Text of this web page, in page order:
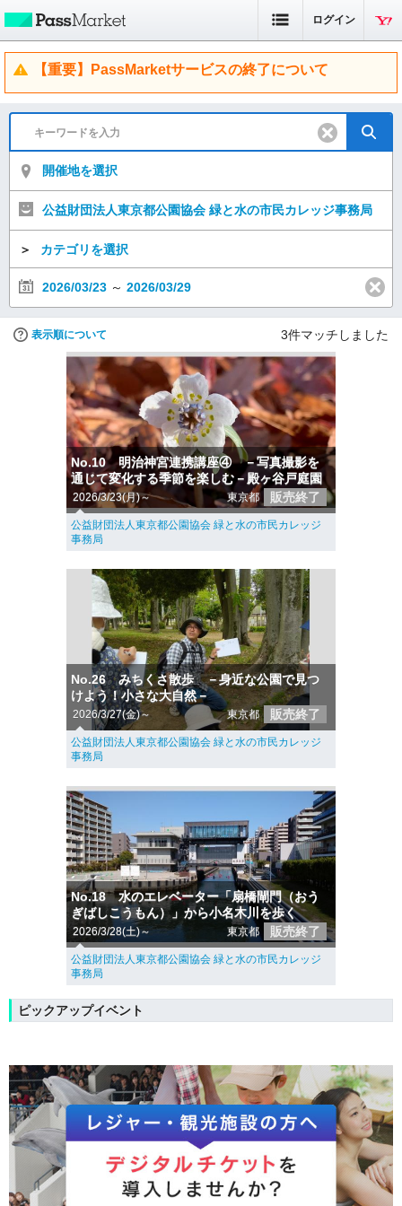
ログイン
【重要】PassMarketサービスの終了について
開催地を選択
公益財団法人東京都公園協会 緑と水の市民カレッジ事務局
＞ カテゴリを選択
2026/03/23 ～ 2026/03/29
表示順について 3件マッチしました
No.10 明治神宮連携講座④ －写真撮影を
通じて変化する季節を楽しむ－殿ヶ谷戸庭園
2026/3/23(月)～ 東京都 販売終了
公益財団法人東京都公園協会 緑と水の市民カレッジ
事務局
No.26 みちくさ散歩 －身近な公園で見つ
けよう！小さな大自然－
2026/3/27(金)～ 東京都 販売終了
公益財団法人東京都公園協会 緑と水の市民カレッジ
事務局
No.18 水のエレベーター「扇橋閘門（おう
ぎばしこうもん）」から小名木川を歩く
2026/3/28(土)～ 東京都 販売終了
公益財団法人東京都公園協会 緑と水の市民カレッジ
事務局
ピックアップイベント